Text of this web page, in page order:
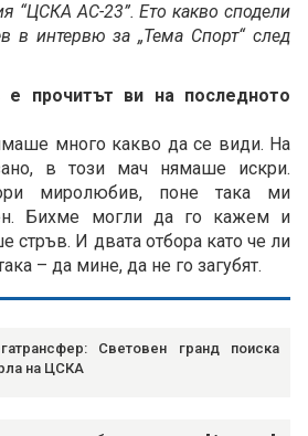
“ЦСКА АС-23”. Ето какво сподели
в интервю за „Тема Спорт“ след
е прочитът ви на последното
много какво да се види. На
в този мач нямаше искри.
миролюбив, поне така ми
Бихме могли да го кажем и
стръв. И двата отбора като че ли
– да мине, да не го загубят.
Световен гранд поиска
на ЦСКА